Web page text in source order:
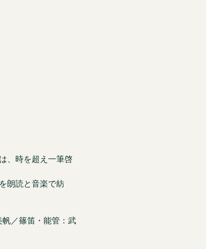
、時を超え一筆啓
朗読と音楽で紡
／篠笛・能管：武